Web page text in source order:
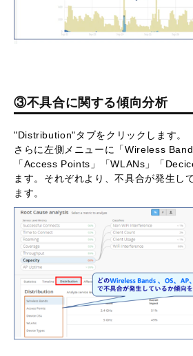
③不具合に関する傾向分析
"Distribution"タブをクリックします。
さらに左側メニューに「Wireless
「Access Points」「WLANs」「
ます。それぞれより、不具合が発生し
ます。